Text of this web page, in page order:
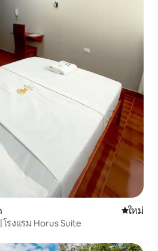
ที่พักใหม่
ใหม่
รงแรม Horus Suite